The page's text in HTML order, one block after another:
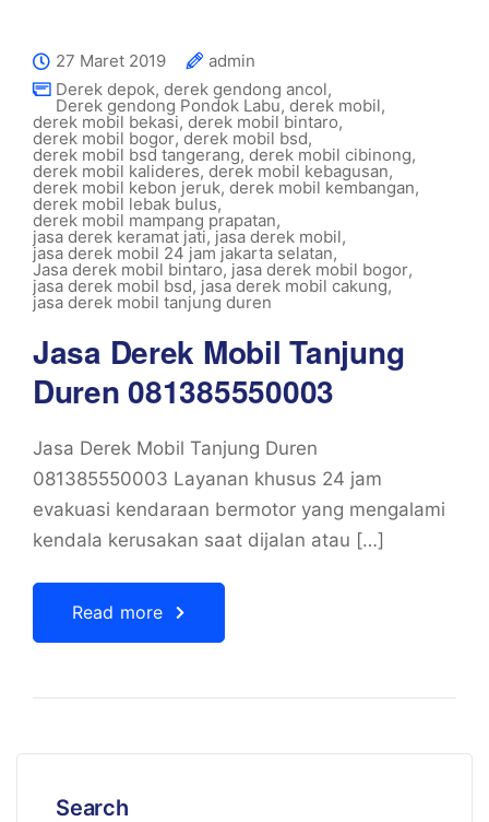
27 Maret 2019
admin
Derek depok, derek gendong ancol,
Derek gendong Pondok Labu, derek mobil,
derek mobil bekasi, derek mobil bintaro,
derek mobil bogor,derek mobil bsd,
derek mobil bsd tangerang, derek mobil cibinong,
derek mobil kalideres, derek mobil kebagusan,
derek mobil kebon jeruk, derek mobil kembangan,
derek mobil lebak bulus,
derek mobil mampang prapatan,
jasa derek keramat jati, jasa derek mobil,
jasa derek mobil 24 jam jakarta selatan,
Jasa derek mobil bintaro, jasa derek mobil bogor,
jasa derek mobil bsd, jasa derek mobil cakung,
jasa derek mobil tanjung duren
Jasa Derek Mobil Tanjung
Duren 081385550003
Jasa Derek Mobil Tanjung Duren
081385550003 Layanan khusus 24 jam
evakuasi kendaraan bermotor yang mengalami
kendala kerusakan saat dijalan atau […]
Read more
Search